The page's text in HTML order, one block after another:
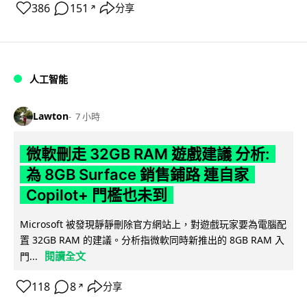
386 151 ↗ 分享
人工智能
Lawton 7 小時
微軟刪走 32GB RAM 遊戲建議 分析:
為 8GB Surface 銷售鋪路 連自家
Copilot+ 門檻也未到
Microsoft 被發現靜靜刪除官方網站上，對遊戲玩家要為電腦配
置 32GB RAM 的建議。分析指微軟同時新推出的 8GB RAM 入
門...
閱讀全文
118 8 ↗ 分享